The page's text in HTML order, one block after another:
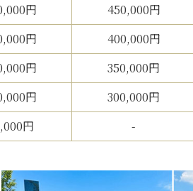
円 450,000円
円 400,000円
円 350,000円
円 300,000円
円 -